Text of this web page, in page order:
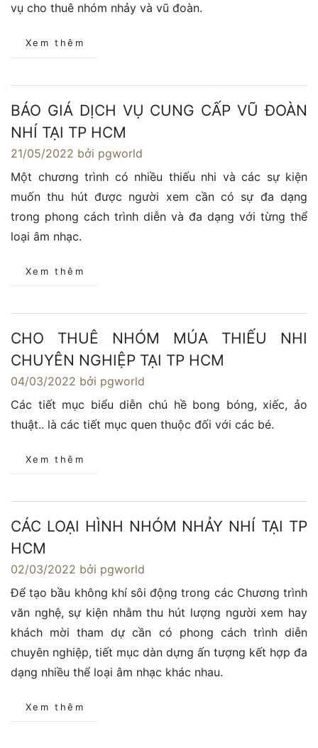
vụ cho thuê nhóm nhảy và vũ đoàn.
Xem thêm
BÁO GIÁ DỊCH VỤ CUNG CẤP VŨ ĐOÀN
NHÍ TẠI TP HCM
21/05/2022 bởi pgworld
Một chương trình có nhiều thiếu nhi và các sự kiện
muốn thu hút được người xem cần có sự đa dạng
trong phong cách trình diễn và đa dạng với từng thể
loại âm nhạc.
Xem thêm
CHO THUÊ NHÓM MÚA THIẾU NHI
CHUYÊN NGHIỆP TẠI TP HCM
04/03/2022 bởi pgworld
Các tiết mục biểu diễn chú hề bong bóng, xiếc, ảo
thuật.. là các tiết mục quen thuộc đối với các bé.
Xem thêm
CÁC LOẠI HÌNH NHÓM NHẢY NHÍ TẠI TP
HCM
02/03/2022 bởi pgworld
Để tạo bầu không khí sôi động trong các Chương trình
văn nghệ, sự kiện nhằm thu hút lượng người xem hay
khách mời tham dự cần có phong cách trình diễn
chuyên nghiệp, tiết mục dàn dựng ấn tượng kết hợp đa
dạng nhiều thể loại âm nhạc khác nhau.
Xem thêm